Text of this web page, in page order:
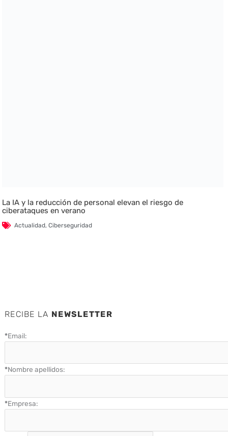
La IA y la reducción de personal elevan el riesgo de
ciberataques en verano
Actualidad,Ciberseguridad
RECIBE LA NEWSLETTER
*Email:
*Nombre apellidos:
*Empresa: